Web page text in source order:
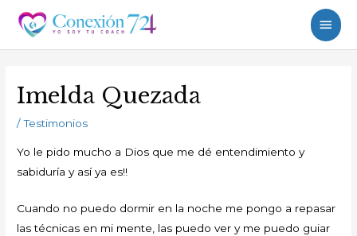
contenido
Imelda Quezada
/Testimonios
Yo le pido mucho a Dios que me dé entendimiento y
sabiduría y así ya es!!
Cuando no puedo dormir en la noche me pongo a repasar
las técnicas en mi mente, las puedo ver y me puedo guiar
entradas